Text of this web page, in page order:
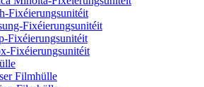
Fixéierungsunitéit
Fixéierungsunitéit
Fixéierungsunitéit
Fixéierungsunitéit
Filmhülle